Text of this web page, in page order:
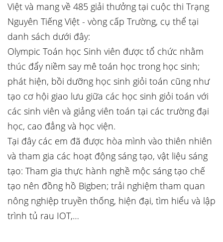
Việt và mang về 485 giải thưởng tại cuộc thi Trạng
Nguyên Tiếng Việt - vòng cấp Trường, cụ thể tại
danh sách dưới đây:
Olympic Toán học Sinh viên được tổ chức nhằm
thúc đẩy niềm say mê toán học trong học sinh;
phát hiện, bồi dưỡng học sinh giỏi toán cũng như
tạo cơ hội giao lưu giữa các học sinh giỏi toán với
các sinh viên và giảng viên toán tại các trường đại
học, cao đẳng và học viện.
Tại đây các em đã được hòa mình vào thiên nhiên
và tham gia các hoạt động sáng tạo, vật liệu sáng
tạo: Tham gia thực hành nghề mộc sáng tạo chế
tạo nên đồng hồ Bigben; trải nghiệm tham quan
nông nghiệp truyền thống, hiện đại, tìm hiểu và lập
trình tủ rau IOT,…